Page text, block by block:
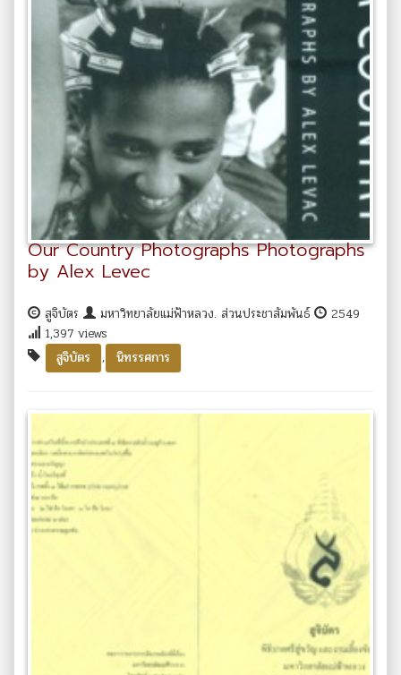
Our Country Photographs Photographs
by Alex Levec
สูจิบัตร มหาวิทยาลัยแม่ฟ้าหลวง. ส่วนประชาสัมพันธ์
2549
1,397 views
สูจิบัตร
, นิทรรศการ